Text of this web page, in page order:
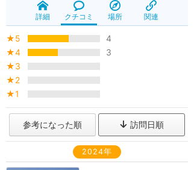
詳細 クチコミ 場所 関連
★5
4
★4
3
★3
★2
★1
参考になった順 訪問日順
2024年